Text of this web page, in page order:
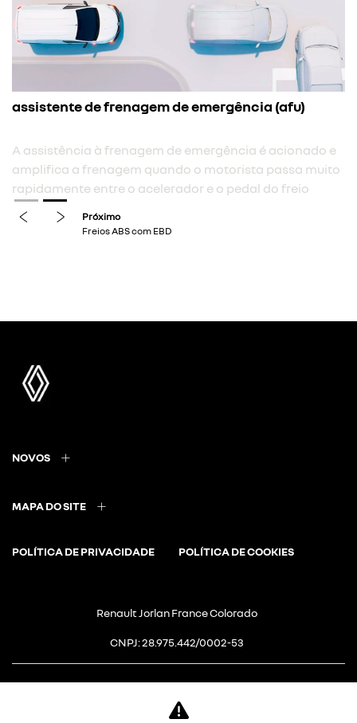
assistente de frenagem de emergência (afu)
A assistência à frenagem de emergência é acionado e
amplifica a frenagem quando o motorista passa muito
rapidamente entre o acelerador e o pedal do freio
previous nextPróximo
Freios ABS com EBD
NOVOS
MAPA DO SITE
POLÍTICA DE PRIVACIDADE POLÍTICA DE COOKIES
Renault Jorlan France Colorado
CNPJ: 28.975.442/0002-53